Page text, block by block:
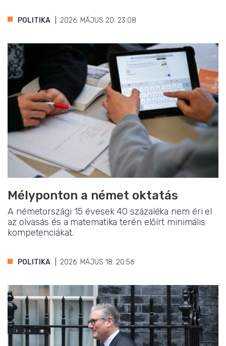
POLITIKA 2026. MÁJUS 20. 23:08
Mélyponton a német oktatás
A németországi 15 évesek 40 százaléka nem éri el
az olvasás és a matematika terén előírt minimális
kompetenciákat.
POLITIKA 2026. MÁJUS 18. 20:56